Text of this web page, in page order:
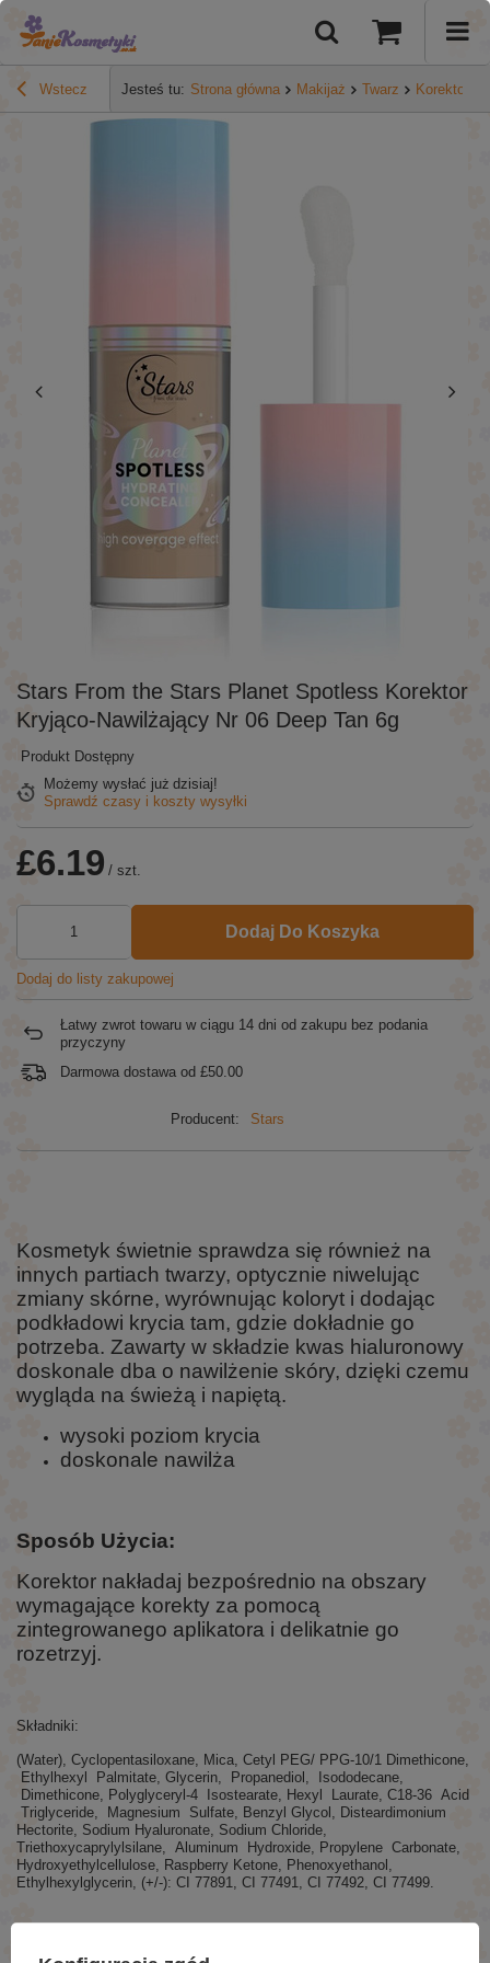
Wstecz Jesteś tu: Strona główna Makijaż Twarz Korektory
Stars From the Stars Planet Spotless Korektor
Kryjąco-Nawilżający Nr 06 Deep Tan 6g
Produkt Dostępny
Możemy wysłać już dzisiaj!
Sprawdź czasy i koszty wysyłki
£6.19 / szt.
Dodaj Do Koszyka
Dodaj do listy zakupowej
Łatwy zwrot towaru w ciągu 14 dni od zakupu bez podania
przyczyny
Darmowa dostawa od £50.00
Producent: Stars
Kosmetyk świetnie sprawdza się również na
innych partiach twarzy, optycznie niwelując
zmiany skórne, wyrównując koloryt i dodając
podkładowi krycia tam, gdzie dokładnie go
potrzeba. Zawarty w składzie kwas hialuronowy
doskonale dba o nawilżenie skóry, dzięki czemu
wygląda na świeżą i napiętą.
wysoki poziom krycia
doskonale nawilża
Sposób Użycia:
Korektor nakładaj bezpośrednio na obszary
wymagające korekty za pomocą
zintegrowanego aplikatora i delikatnie go
rozetrzyj.
Składniki:
(Water), Cyclopentasiloxane, Mica, Cetyl PEG/ PPG-10/1 Dimethicone,
Ethylhexyl Palmitate, Glycerin, Propanediol, Isododecane,
Dimethicone, Polyglyceryl-4 Isostearate, Hexyl Laurate, C18-36 Acid
Triglyceride, Magnesium Sulfate, Benzyl Glycol, Disteardimonium
Hectorite, Sodium Hyaluronate, Sodium Chloride,
Triethoxycaprylylsilane, Aluminum Hydroxide, Propylene Carbonate,
Hydroxyethylcellulose, Raspberry Ketone, Phenoxyethanol,
Ethylhexylglycerin, (+/-): CI 77891, CI 77491, CI 77492, CI 77499.